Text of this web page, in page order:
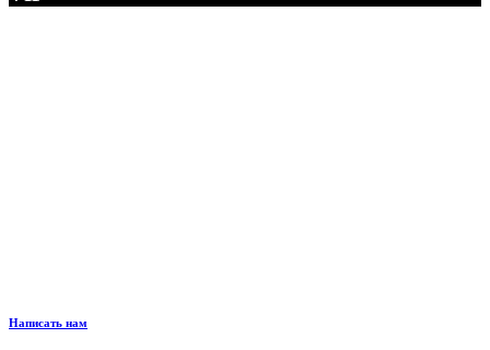
Написать нам